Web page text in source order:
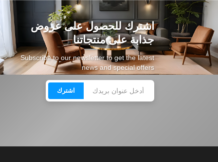
اشترك للحصول على عروض
جذابة على منتجاتنا
Subscribe to our newsletter to get the latest
news and special offers
اشترك